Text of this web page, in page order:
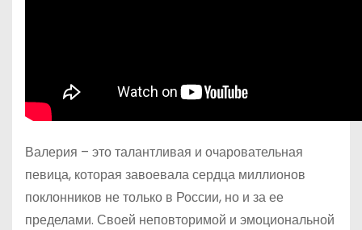
Валерия – это талантливая и очаровательная
певица, которая завоевала сердца миллионов
поклонников не только в России, но и за ее
пределами. Своей неповторимой и эмоциональной